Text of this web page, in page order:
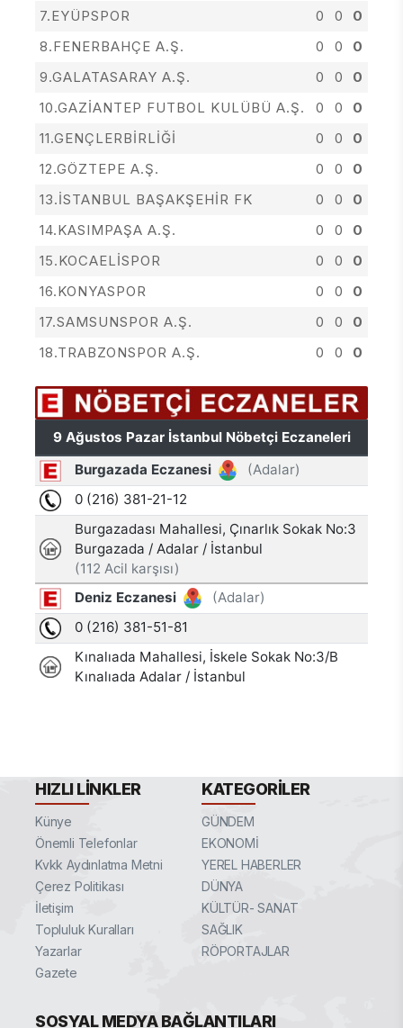
7.EYÜPSPOR
0 0
0
8.FENERBAHÇE A.Ş.
0 0
0
9.GALATASARAY A.Ş.
0 0
0
10.GAZİANTEP FUTBOL KULÜBÜ A.Ş.
0 0
0
11.GENÇLERBİRLİĞİ
0 0
0
12.GÖZTEPE A.Ş.
0 0
0
13.İSTANBUL BAŞAKŞEHİR FK
0 0
0
14.KASIMPAŞA A.Ş.
0 0
0
15.KOCAELİSPOR
0 0
0
16.KONYASPOR
0 0
0
17.SAMSUNSPOR A.Ş.
0 0
0
18.TRABZONSPOR A.Ş.
0 0 0
HIZLI LINKLER
Künye
Önemli Telefonlar
Kvkk Aydınlatma Metni
Çerez Politikası
İletişim
Topluluk Kuralları
Yazarlar
Gazete
KATEGORILER
GÜNDEM
EKONOMİ
YEREL HABERLER
DÜNYA
KÜLTÜR- SANAT
SAĞLIK
RÖPORTAJLAR
SOSYAL MEDYA BAĞLANTILARI